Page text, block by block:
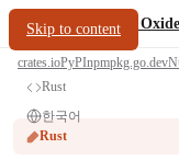
Skip to content
oxide.fyi/PDF Oxide
crates.ioPyPInpmpkg.go.dev
Rust
한국어
Rust